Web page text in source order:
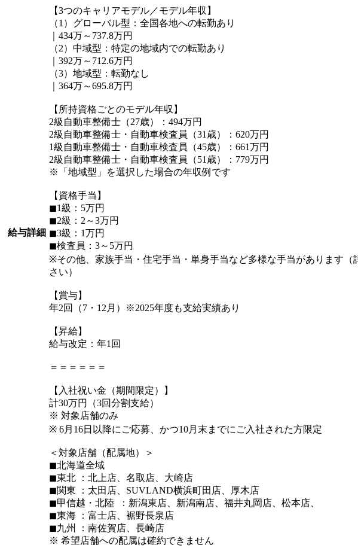
給与詳細
【3つのキャリアモデル／モデル年収】
（1）グローバル型：全国各地への転勤あり
｜434万～737.8万円
（2）中域型：特定の地域内での転勤あり
｜392万～712.6万円
（3）地域型：転勤なし
｜364万～695.8万円
【所持資格ごとのモデル年収】
2級自動車整備士（27歳）：494万円
2級自動車整備士・自動車検査員（31歳）：620万円
1級自動車整備士・自動車検査員（45歳）：661万円
2級自動車整備士・自動車検査員（51歳）：779万円
※「地域型」を選択した場合の年収例です
【資格手当】
◼︎1級：5万円
◼︎2級：2～3万円
◼︎3級：1万円
◼︎検査員：3～5万円
※その他、家族手当・住宅手当・単身手当など多様な手当があります（
さい）
【賞与】
年2回（7・12月）※2025年度も支給実績あり
【昇給】
給与改定：年1回
＝＝＝＝＝＝
【入社祝い金（期間限定）】
計30万円（3回分割支給）
※ 対象店舗のみ
※ 6月16日以降にご応募、かつ10月末までにご入社された方限定
＜対象店舗（配属地）＞
◼︎北海道全域
◼︎東北 ：北上店、名取店、大崎店
◼︎関東 ：太田店、SUVLAND横浜町田店、厚木店
◼︎甲信越・北陸 ：新潟東店、新潟南店、福井丸岡店、松本店、
◼︎東海 ：富士店、裾野長泉店
◼︎九州 ：南佐賀店、長崎店
※ 希望店舗への配属は確約できません